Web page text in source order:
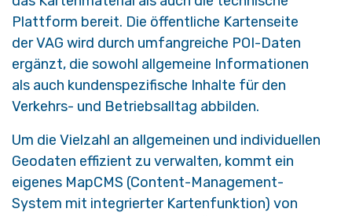
Plattform bereit. Die öffentliche Kartenseite
der VAG wird durch umfangreiche POI-Daten
ergänzt, die sowohl allgemeine Informationen
als auch kundenspezifische Inhalte für den
Verkehrs- und Betriebsalltag abbilden.
Um die Vielzahl an allgemeinen und individuellen
Geodaten effizient zu verwalten, kommt ein
eigenes MapCMS (Content-Management-
System mit integrierter Kartenfunktion) von